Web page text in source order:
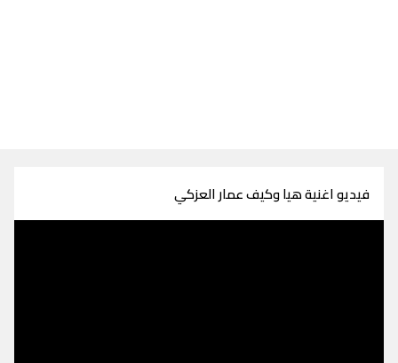
فيديو اغنية هيا وكيف عمار العزكي